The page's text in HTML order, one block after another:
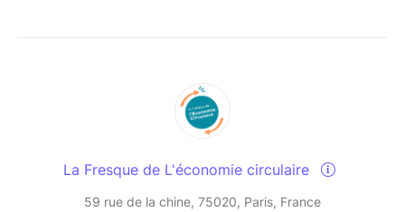
La Fresque de L'économie circulaire
59 rue de la chine, 75020, Paris, France